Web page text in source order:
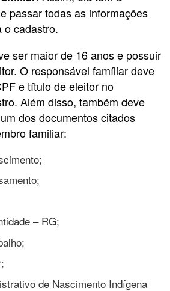
passar todas as informações
o cadastro.
ser maior de 16 anos e possuir
O responsável famíliar deve
e título de eleitor no
Além disso, também deve
dos documentos citados
familiar:
– RG;
de Nascimento Indígena